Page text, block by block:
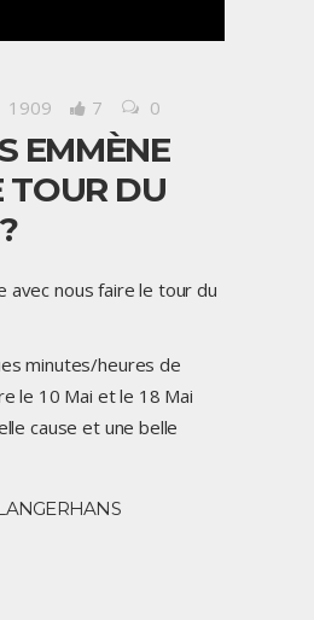
1909 7 0
EMMÈNE
TOUR DU
avec nous faire le tour du
minutes/heures de
le 10 Mai et le 18 Mai
cause et une belle